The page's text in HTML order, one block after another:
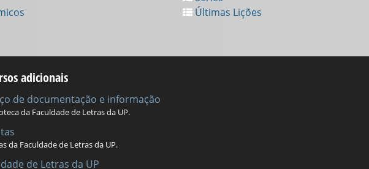
Últimas Lições
adicionais
de documentação e informação
da Faculdade de Letras da UP.
da Faculdade de Letras da UP.
de Letras da UP